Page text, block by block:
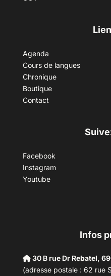
Agenda
Cours de langues
Chronique
Boutique
Contact
Facebook
Instagram
Youtube
Infos
30 B rue Dr Rebatel,
(adresse postale : 62 rue